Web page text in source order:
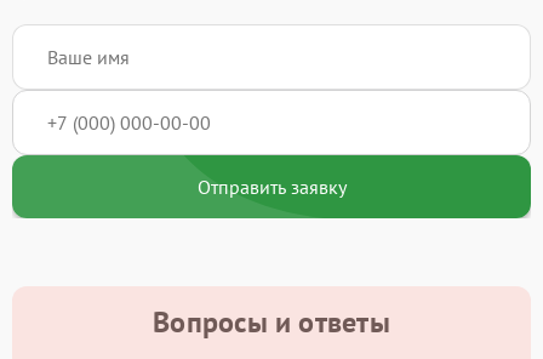
Отправить заявку
Вопросы и ответы